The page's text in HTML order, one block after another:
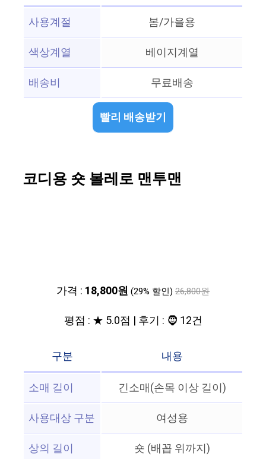
사용계절
봄/가을용
색상계열
베이지계열
배송비
무료배송
빨리 배송받기
코디용 숏 볼레로 맨투맨
가격 : 18,800원 (29% 할인) 26,800원
평점 : ★ 5.0점 | 후기 : 🧔 12건
구분
내용
소매 길이
긴소매(손목 이상 길이)
사용대상 구분
여성용
상의 길이
숏 (배꼽 위까지)